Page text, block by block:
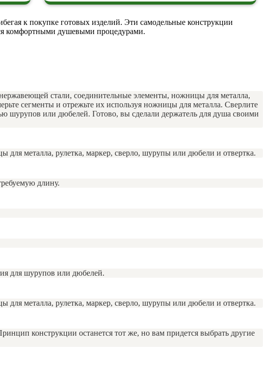
к покупке готовых изделий. Эти самодельные конструкции
комфортными душевыми процедурами.
стали, соединительные элементы, ножницы для металла,
сегменты и отрежьте их используя ножницы для металла. Сверлите
шурупов или дюбелей. Готово, вы сделали держатель для душа своими
для металла, рулетка, маркер, сверло, шурупы или дюбели и отвертка.
длину.
для шурупов или дюбелей.
для металла, рулетка, маркер, сверло, шурупы или дюбели и отвертка.
конструкции останется тот же, но вам придется выбрать другие